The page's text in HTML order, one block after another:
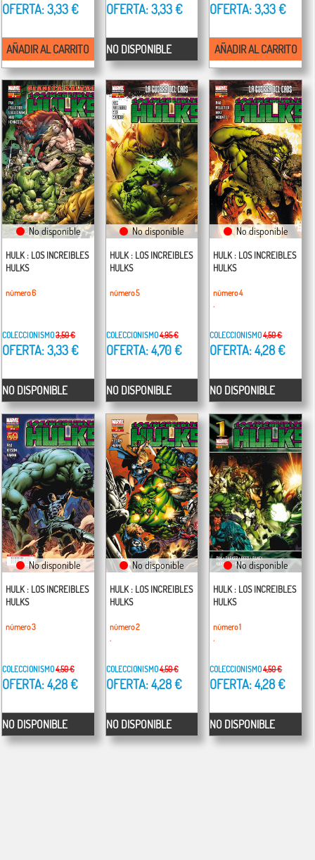
OFERTA: 3,33 €
AÑADIR AL CARRITO
OFERTA: 3,33 €
NO DISPONIBLE
OFERTA: 3,33 €
AÑADIR AL CARRITO
No disponible
HULK : LOS INCREIBLES
HULKS
número 6
COLECCIONISMO3,50 €
OFERTA: 3,33 €
NO DISPONIBLE
No disponible
HULK : LOS INCREIBLES
HULKS
número 5
COLECCIONISMO4,95 €
OFERTA: 4,70 €
NO DISPONIBLE
No disponible
HULK : LOS INCREIBLES
HULKS
número 4
.
COLECCIONISMO4,50 €
OFERTA: 4,28 €
NO DISPONIBLE
No disponible
HULK : LOS INCREIBLES
HULKS
número 3
COLECCIONISMO4,50 €
OFERTA: 4,28 €
NO DISPONIBLE
No disponible
HULK : LOS INCREIBLES
HULKS
número 2
.
COLECCIONISMO4,50 €
OFERTA: 4,28 €
NO DISPONIBLE
No disponible
HULK : LOS INCREIBLES
HULKS
número 1
.
COLECCIONISMO4,50 €
OFERTA: 4,28 €
NO DISPONIBLE